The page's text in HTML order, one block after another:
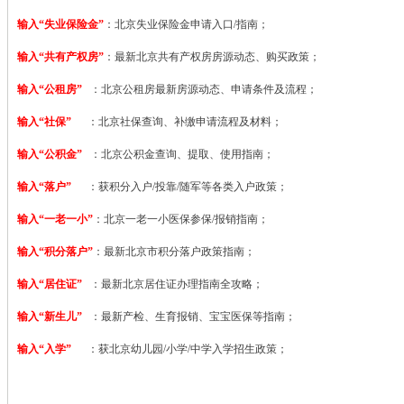
输入“失业保险金” ：北京失业保险金申请入口/指南；
输入“共有产权房” ：最新北京共有产权房房源动态、购买政策；
输入“公租房” ：北京公租房最新房源动态、申请条件及流程；
输入“社保” ：北京社保查询、补缴申请流程及材料；
输入“公积金” ：北京公积金查询、提取、使用指南；
输入“落户” ：获积分入户/投靠/随军等各类入户政策；
输入“一老一小” ：北京一老一小医保参保/报销指南；
输入“积分落户” ：最新北京市积分落户政策指南；
输入“居住证” ：最新北京居住证办理指南全攻略；
输入“新生儿” ：最新产检、生育报销、宝宝医保等指南；
输入“入学” ：获北京幼儿园/小学/中学入学招生政策；